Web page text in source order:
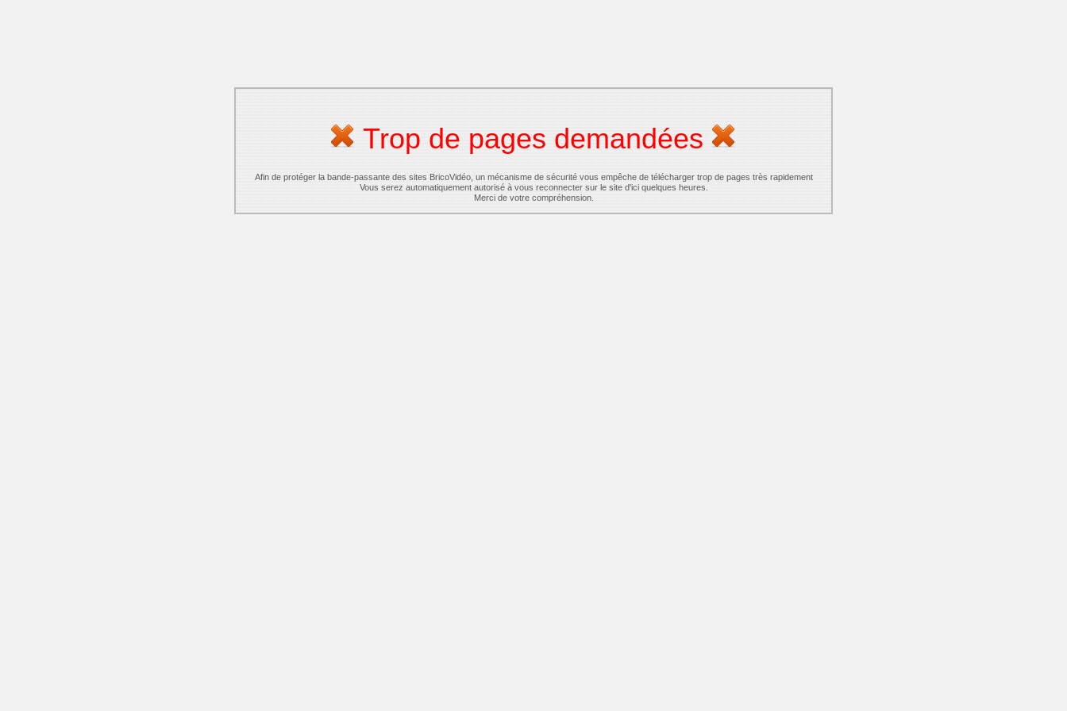
Trop de pages demandées
Afin de protéger la bande-passante des sites BricoVidéo, un mécanisme de sécurité vous empêche de télécharger trop de pages très rapidement
Vous serez automatiquement autorisé à vous reconnecter sur le site d'ici quelques heures.
Merci de votre compréhension.